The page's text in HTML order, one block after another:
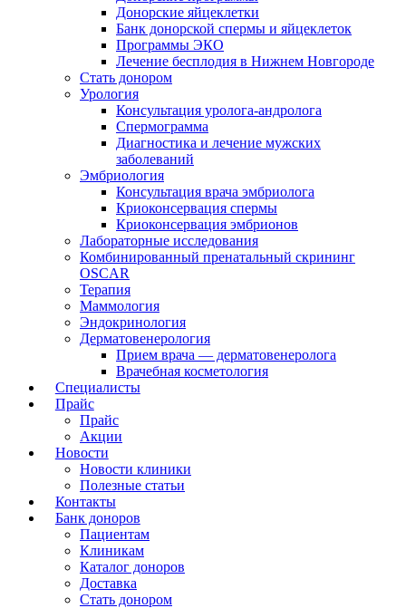
Донорские яйцеклетки
Банк донорской спермы и яйцеклеток
Программы ЭКО
Лечение бесплодия в Нижнем Новгороде
Стать донором
Урология
Консультация уролога-андролога
Спермограмма
Диагностика и лечение мужских
заболеваний
Эмбриология
Консультация врача эмбриолога
Криоконсервация спермы
Криоконсервация эмбрионов
Лабораторные исследования
Комбинированный пренатальный скрининг
OSCAR
Терапия
Маммология
Эндокринология
Дерматовенерология
Прием врача — дерматовенеролога
Врачебная косметология
Специалисты
Прайс
Прайс
Акции
Новости
Новости клиники
Полезные статьи
Контакты
Банк доноров
Пациентам
Клиникам
Каталог доноров
Доставка
Стать донором